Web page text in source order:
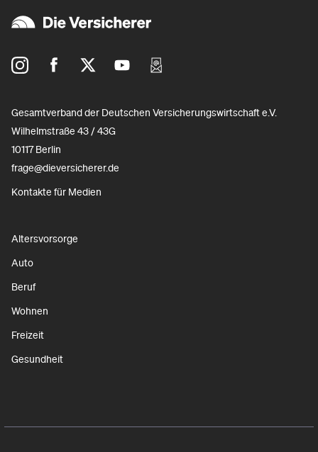
Gesamtverband der Deutschen Versicherungswirtschaft e.V.
Wilhelmstraße 43 / 43G
10117 Berlin
frage@dieversicherer.de
Kontakte für Medien
Altersvorsorge
Auto
Beruf
Wohnen
Freizeit
Gesundheit